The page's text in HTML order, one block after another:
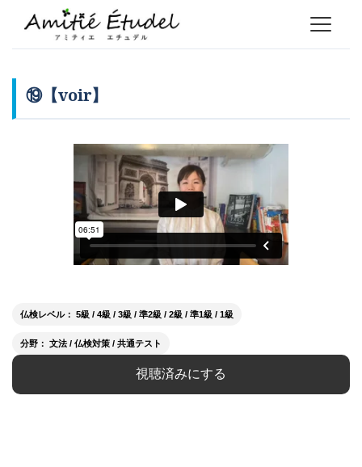
⑲【voir】
仏検レベル： 5級 / 4級 / 3級 / 準2級 / 2級 / 準1級 / 1級
分野： 文法 / 仏検対策 / 共通テスト
視聴済みにする